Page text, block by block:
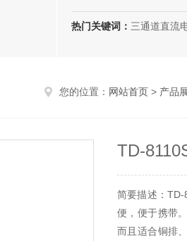
热门关键词： 三通道直流电阻测试仪
您的位置： 网站首页 > 产品
TD-
简要描述：TD-
便，便于携带
而且适合铜排